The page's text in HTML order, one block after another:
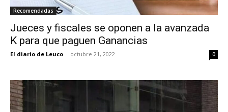
Recomendadas
Jueces y fiscales se oponen a la avanzada
K para que paguen Ganancias
El diario de Leuco - octubre 21, 2022 0